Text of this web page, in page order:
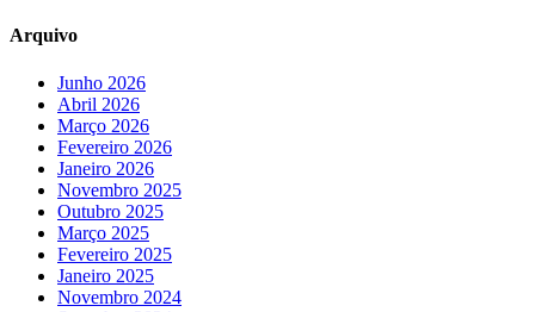
Arquivo
Junho 2026
Abril 2026
Março 2026
Fevereiro 2026
Janeiro 2026
Novembro 2025
Outubro 2025
Março 2025
Fevereiro 2025
Janeiro 2025
Novembro 2024